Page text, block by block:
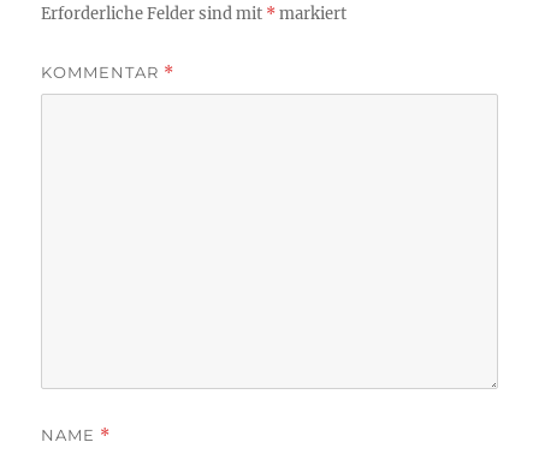
Erforderliche Felder sind mit *markiert
KOMMENTAR *
NAME *